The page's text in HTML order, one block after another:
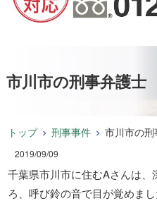
市川市の刑事弁護士
トップ 刑事事件 市川市の
2019/09/09
千葉県市川市に住むAさんは、
ろ、呼び鈴の音で目が覚めまし